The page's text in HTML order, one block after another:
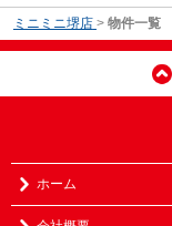
ミニミニ堺店 > 物件一覧
ホーム